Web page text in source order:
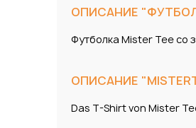
ОПИСАНИЕ
Футболка Mister Tee со
ОПИСАНИЕ
Das T-Shirt von Mister